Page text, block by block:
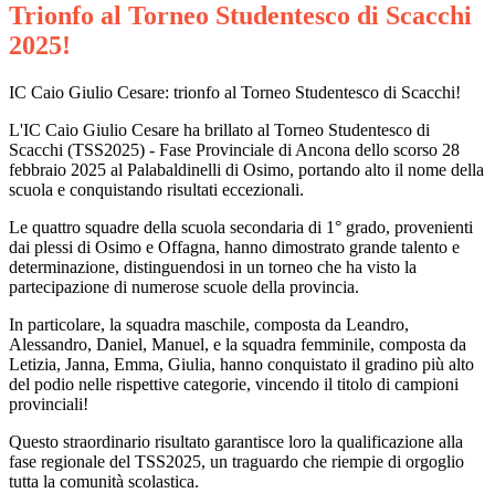
Trionfo al Torneo Studentesco di Scacchi
2025!
IC Caio Giulio Cesare: trionfo al Torneo Studentesco di Scacchi!
L'IC Caio Giulio Cesare ha brillato al Torneo Studentesco di
Scacchi (TSS2025) - Fase Provinciale di Ancona dello scorso 28
febbraio 2025 al Palabaldinelli di Osimo, portando alto il nome della
scuola e conquistando risultati eccezionali.
Le quattro squadre della scuola secondaria di 1° grado, provenienti
dai plessi di Osimo e Offagna, hanno dimostrato grande talento e
determinazione, distinguendosi in un torneo che ha visto la
partecipazione di numerose scuole della provincia.
In particolare, la squadra maschile, composta da Leandro,
Alessandro, Daniel, Manuel, e la squadra femminile, composta da
Letizia, Janna, Emma, Giulia, hanno conquistato il gradino più alto
del podio nelle rispettive categorie, vincendo il titolo di campioni
provinciali!
Questo straordinario risultato garantisce loro la qualificazione alla
fase regionale del TSS2025, un traguardo che riempie di orgoglio
tutta la comunità scolastica.